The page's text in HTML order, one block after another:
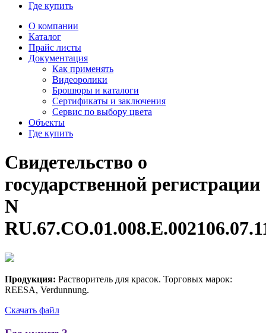
Где купить
О компании
Каталог
Прайс листы
Документация
Как применять
Видеоролики
Брошюры и каталоги
Сертификаты и заключения
Сервис по выбору цвета
Объекты
Где купить
Свидетельство о
государственной регистрации
N
Продукция: Растворитель для красок. Торговых марок:
REESA, Verdunnung.
Скачать файл